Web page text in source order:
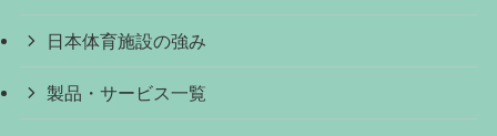
日本体育施設の強み
製品・サービス一覧